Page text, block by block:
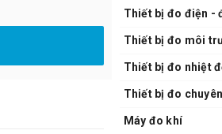
Thiết bị đo điện -
Thiết bị đo môi
Thiết bị đo nhiệt
Thiết bị đo
Máy đo khí